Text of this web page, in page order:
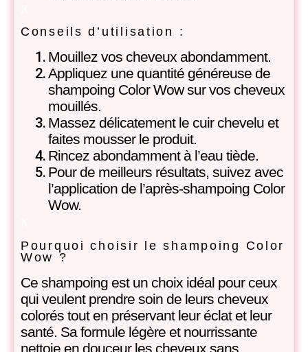
Conseils d’utilisation :
Mouillez vos cheveux abondamment.
Appliquez une quantité généreuse de
shampoing Color Wow sur vos cheveux
mouillés.
Massez délicatement le cuir chevelu et
faites mousser le produit.
Rincez abondamment à l’eau tiède.
Pour de meilleurs résultats, suivez avec
l’application de l’après-shampoing Color
Wow.
Pourquoi choisir le shampoing Color
Wow ?
Ce shampoing est un choix idéal pour ceux
qui veulent prendre soin de leurs cheveux
colorés tout en préservant leur éclat et leur
santé. Sa formule légère et nourrissante
nettoie en douceur les cheveux sans